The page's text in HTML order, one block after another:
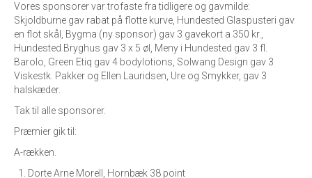
Vores sponsorer var trofaste fra tidligere og gavmilde:
Skjoldburne gav rabat på flotte kurve, Hundested Glaspusteri gav
en flot skål, Bygma (ny sponsor) gav 3 gavekort a 350 kr.,
Hundested Bryghus gav 3 x 5 øl, Meny i Hundested gav 3 fl.
Barolo, Green Etiq gav 4 bodylotions, Solwang Design gav 3
Viskestk. Pakker og Ellen Lauridsen, Ure og Smykker, gav 3
halskæder.
Tak til alle sponsorer.
Præmier gik til:
A-rækken.
Dorte Arne Morell, Hornbæk 38 point